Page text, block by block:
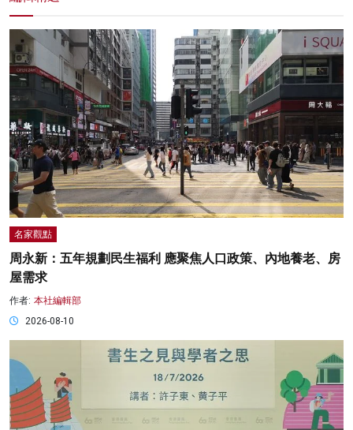
名家觀點
周永新：五年規劃民生福利 應聚焦人口政策、內地養老、房
屋需求
作者: 本社編輯部
2026-08-10